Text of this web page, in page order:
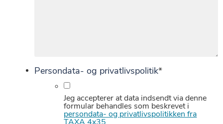
Persondata- og privatlivspolitik*
Jeg accepterer at data indsendt via denne
formular behandles som beskrevet i
persondata- og privatlivspolitikken fra